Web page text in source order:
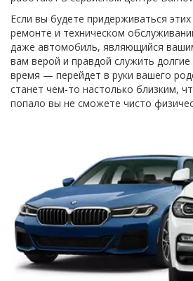
Если вы будете придерживаться
ремонте и техническом
даже автомобиль, являющийся
вам верой и правдой служить долгие
время — перейдет в руки вашего
станет чем-то настолько близким,
попало вы не сможете чисто